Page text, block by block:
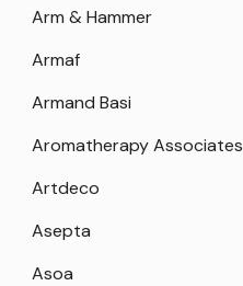
Arm & Hammer
Armaf
Armand Basi
Aromatherapy Associates
Artdeco
Asepta
Asoa